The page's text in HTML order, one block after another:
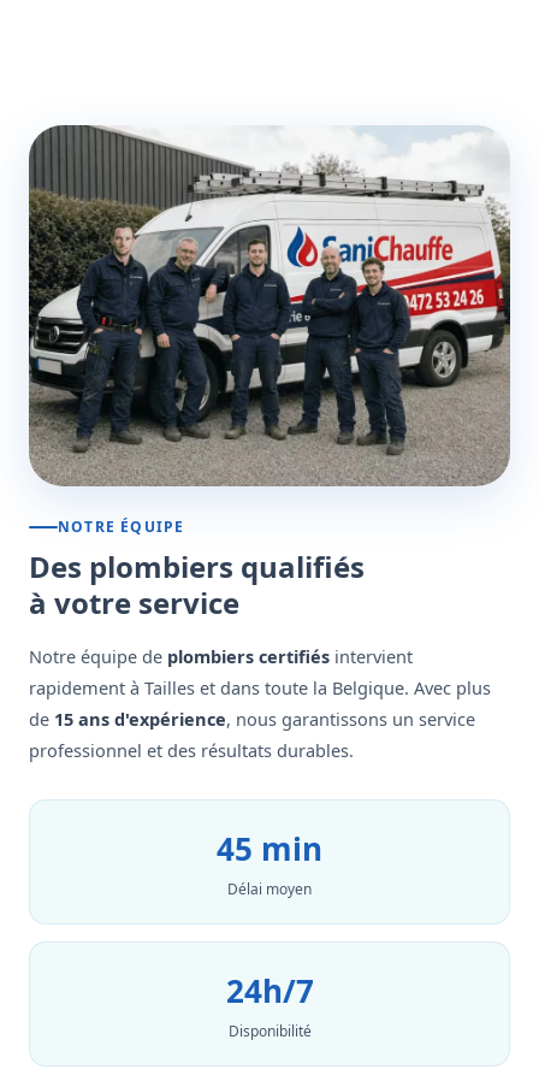
NOTRE ÉQUIPE
Des plombiers qualifiés
à votre service
Notre équipe de plombiers certifiés intervient
rapidement à Tailles et dans toute la Belgique. Avec plus
de 15 ans d'expérience, nous garantissons un service
professionnel et des résultats durables.
45 min
Délai moyen
24h/7
Disponibilité